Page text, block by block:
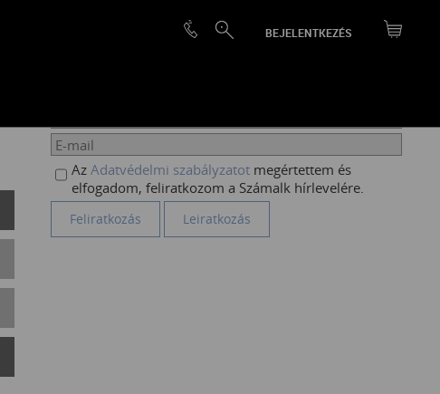
BEJELENTKEZÉS
Az Adatvédelmi szabályzatot megértettem és
elfogadom, feliratkozom a Számalk hírlevelére.